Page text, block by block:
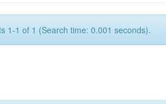
1-1 of 1 (Search time: 0.001 seconds).